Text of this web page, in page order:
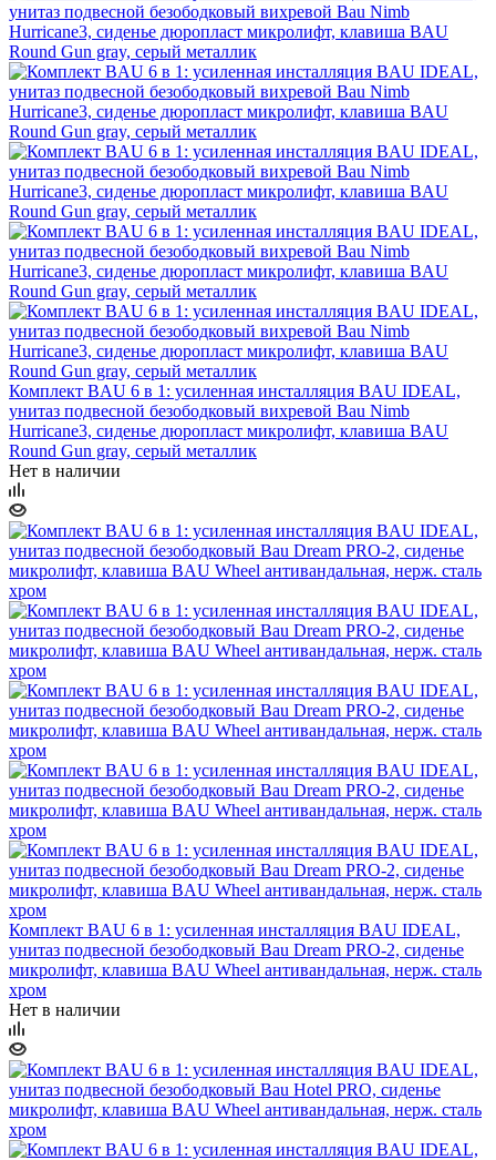
Комплект BAU 6 в 1: усиленная инсталляция BAU IDEAL,
унитаз подвесной безободковый вихревой Bau Nimb
Hurricane3, сиденье дюропласт микролифт, клавиша BAU
Round Gun gray, серый металлик
Нет в наличии
Комплект BAU 6 в 1: усиленная инсталляция BAU IDEAL,
унитаз подвесной безободковый Bau Dream PRO-2, сиденье
микролифт, клавиша BAU Wheel антивандальная, нерж. сталь
хром
Нет в наличии